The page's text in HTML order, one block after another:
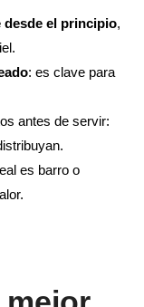
desde el principio,
: es clave para
antes de servir:
es barro o